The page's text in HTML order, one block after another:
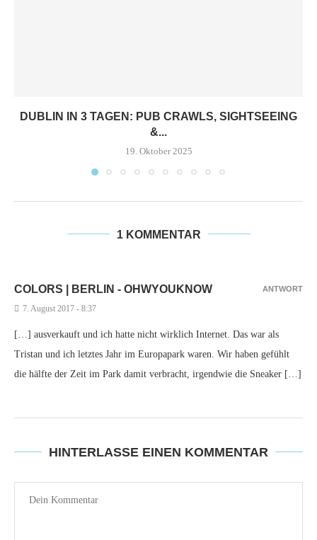
DUBLIN IN 3 TAGEN: PUB CRAWLS, SIGHTSEEING
&...
19. Oktober 2025
1 KOMMENTAR
COLORS | BERLIN - OHWYOUKNOW
7. August 2017 - 8:37
[…] ausverkauft und ich hatte nicht wirklich Internet. Das war als
Tristan und ich letztes Jahr im Europapark waren. Wir haben gefühlt
die hälfte der Zeit im Park damit verbracht, irgendwie die Sneaker […]
ANTWORT
HINTERLASSE EINEN KOMMENTAR